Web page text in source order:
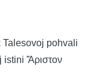
Talesovoj pohvali
istini Ἄριστον